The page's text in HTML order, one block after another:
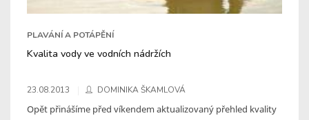
PLAVÁNÍ A POTÁPĚNÍ
Kvalita vody ve vodních nádržích
23.08.2013 DOMINIKA ŠKAMLOVÁ
Opět přinášíme před víkendem aktualizovaný přehled kvality